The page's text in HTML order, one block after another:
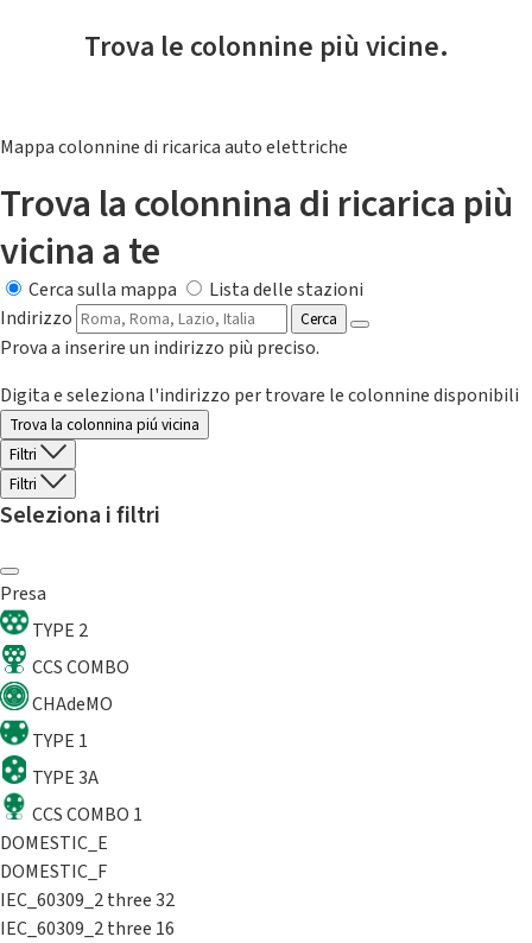
Trova le colonnine più vicine.
Mappa colonnine di ricarica auto elettriche
Trova la colonnina di ricarica più
vicina a te
Cerca sulla mappa
Lista delle stazioni
Indirizzo
Cerca
Prova a inserire un indirizzo più preciso.
Digita e seleziona l'indirizzo per trovare le colonnine disponibili
Trova la colonnina piú vicina
Filtri
Filtri
Seleziona i filtri
Presa
TYPE 2
CCS COMBO
CHAdeMO
TYPE 1
TYPE 3A
CCS COMBO 1
DOMESTIC_E
DOMESTIC_F
IEC_60309_2 three 32
IEC_60309_2 three 16